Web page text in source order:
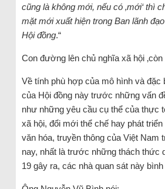
cũng là không mới, nếu có ‚mới‘ thì
mặt mới xuất hiện trong Ban lãnh
Hội đồng.“
Con đường lên chủ nghĩa xã hội ‚còn
Về tính phù hợp của mô hình và đặc
của Hội đồng này trước những vấn
như những yêu cầu cụ thể của thực
xã hội, đổi mới thể chế hay phát triển
văn hóa, truyền thông của Việt Nam
nay, nhất là trước những thách thức
19 gây ra, các nhà quan sát này